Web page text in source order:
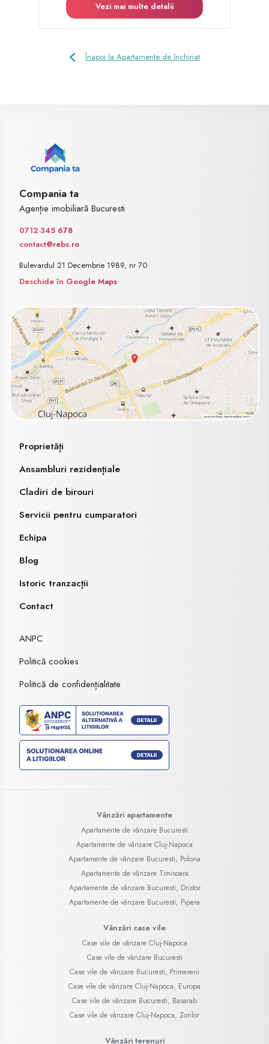
Vezi mai multe detalii
Înapoi la Apartamente de închiriat
Compania ta
Agenție imobiliară Bucuresti
0712 345 678
contact@rebs.ro
Bulevardul 21 Decembrie 1989, nr 70
Deschide în Google Maps
Proprietăți
Ansambluri rezidențiale
Cladiri de birouri
Servicii pentru cumparatori
Echipa
Blog
Istoric tranzacții
Contact
ANPC
Politică cookies
Politică de confidențialitate
Vânzări apartamente
Apartamente de vânzare Bucuresti
Apartamente de vânzare Cluj-Napoca
Apartamente de vânzare Bucuresti, Polona
Apartamente de vânzare Timisoara
Apartamente de vânzare Bucuresti, Dristor
Apartamente de vânzare Bucuresti, Pipera
Vânzări case vile
Case vile de vânzare Cluj-Napoca
Case vile de vânzare Bucuresti
Case vile de vânzare Bucuresti, Primaverii
Case vile de vânzare Cluj-Napoca, Europa
Case vile de vânzare Bucuresti, Basarab
Case vile de vânzare Cluj-Napoca, Zorilor
Vânzări terenuri